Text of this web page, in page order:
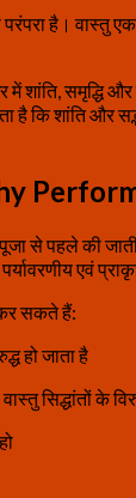
परंपरा है।
समृद्धि और
शांति और
से पहले की
एवं
कर सकते हैं:
हो जाता है
सिद्धांतों के